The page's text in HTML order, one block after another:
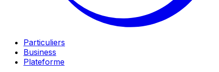
Particuliers
Business
Plateforme